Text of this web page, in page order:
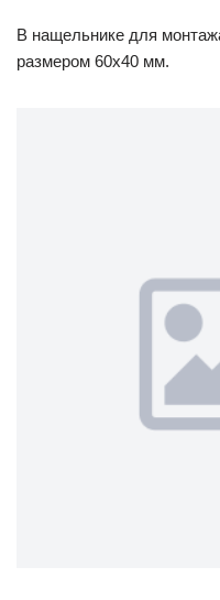
В нащельнике для
размером 60х40 мм.